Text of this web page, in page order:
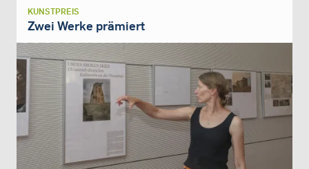
KUNSTPREIS
Zwei Werke prämiert